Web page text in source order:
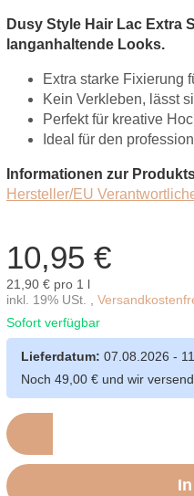
Dusy Style Hair Lac Extra
langanhaltende Looks.
Extra starke Fixierung
Kein Verkleben, lässt
Perfekt für kreative
Ideal für den
Informationen zur
Hersteller/EU
10,95 €
21,90 € pro 1 l
inkl. 19% USt. ,
Sofort verfügbar
Lieferdatum: 07.08.2026 -
Noch 49,00 € und wir